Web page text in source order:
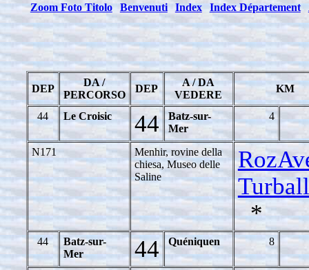
Zoom Foto Titolo Benvenuti Index Index Département
DEP
DA /
PERCORSO
DEP
A / DA
VEDERE
KM
44 Le Croisic 44
Batz-sur-
Mer
4
N171
Menhir, rovine della
chiesa, Museo delle
Saline
*
44
Batz-sur-
Mer
44 Quéniquen 8